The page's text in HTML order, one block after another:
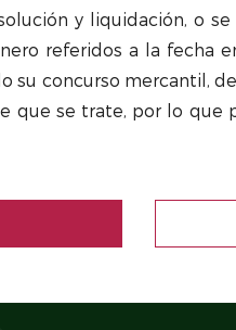
y liquidación, o
referidos a la fecha
su concurso mercantil,
que se trate, por lo